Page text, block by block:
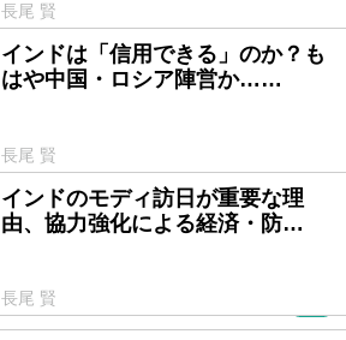
長尾 賢
インドは「信用できる」のか？も
はや中国・ロシア陣営か……
長尾 賢
インドのモディ訪日が重要な理
由、協力強化による経済・防…
長尾 賢